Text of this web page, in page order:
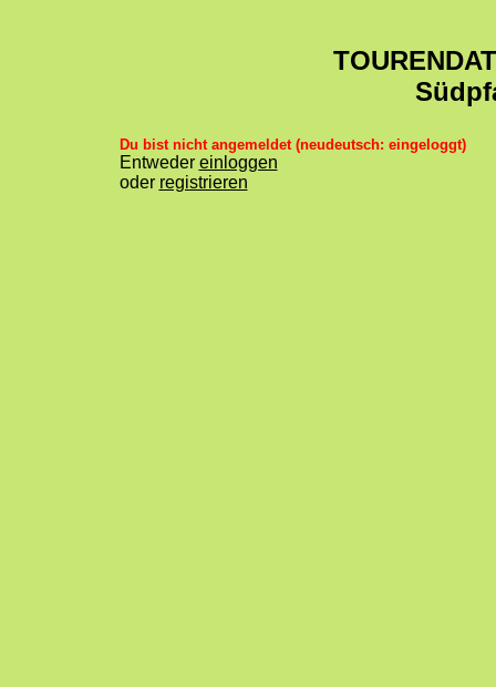
Du bist nicht angemeldet (neudeutsch: eingeloggt)
Entweder einloggen
oder registrieren